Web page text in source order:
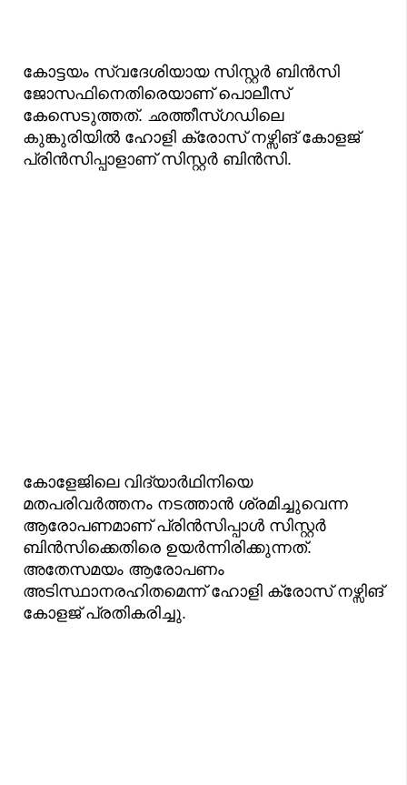
കോട്ടയം സ്വദേശിയായ സിസ്റ്റര്‍ ബിന്‍സി
ജോസഫിനെതിരെയാണ് പൊലീസ്
കേസെടുത്തത്. ഛത്തീസ്ഗഡിലെ
കുങ്കുരിയില്‍ ഹോളി ക്രോസ് നഴ്സിങ് കോളജ്
പ്രിന്‍സിപ്പാളാണ് സിസ്റ്റര്‍ ബിന്‍സി.
കോളേജിലെ വിദ്യാര്‍ഥിനിയെ
മതപരിവര്‍ത്തനം നടത്താന്‍ ശ്രമിച്ചുവെന്ന
ആരോപണമാണ് പ്രിന്‍സിപ്പാൾ സിസ്റ്റര്‍
ബിന്‍സിക്കെതിരെ ഉയർന്നിരിക്കുന്നത്.
അതേസമയം ആരോപണം
അടിസ്ഥാനരഹിതമെന്ന് ഹോളി ക്രോസ് നഴ്സിങ്
കോളജ് പ്രതികരിച്ചു.